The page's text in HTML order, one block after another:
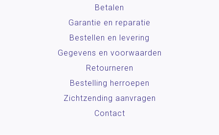
Betalen
Garantie en reparatie
Bestellen en levering
Gegevens en voorwaarden
Retourneren
Bestelling herroepen
Zichtzending aanvragen
Contact